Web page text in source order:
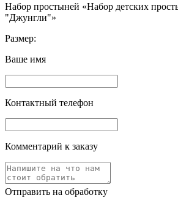
Набор простыней «Набор детских
"Джунгли"»
Размер:
Ваше имя
Контактный телефон
Комментарий к заказу
Отправить на обработку